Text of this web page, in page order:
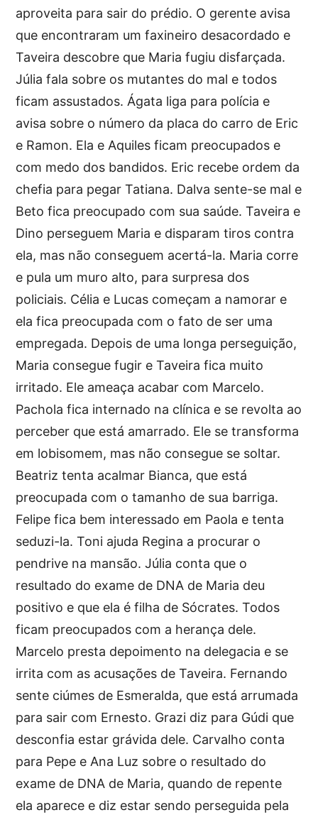
aproveita para sair do prédio. O gerente avisa
que encontraram um faxineiro desacordado e
Taveira descobre que Maria fugiu disfarçada.
Júlia fala sobre os mutantes do mal e todos
ficam assustados. Ágata liga para polícia e
avisa sobre o número da placa do carro de Eric
e Ramon. Ela e Aquiles ficam preocupados e
com medo dos bandidos. Eric recebe ordem da
chefia para pegar Tatiana. Dalva sente-se mal e
Beto fica preocupado com sua saúde. Taveira e
Dino perseguem Maria e disparam tiros contra
ela, mas não conseguem acertá-la. Maria corre
e pula um muro alto, para surpresa dos
policiais. Célia e Lucas começam a namorar e
ela fica preocupada com o fato de ser uma
empregada. Depois de uma longa perseguição,
Maria consegue fugir e Taveira fica muito
irritado. Ele ameaça acabar com Marcelo.
Pachola fica internado na clínica e se revolta ao
perceber que está amarrado. Ele se transforma
em lobisomem, mas não consegue se soltar.
Beatriz tenta acalmar Bianca, que está
preocupada com o tamanho de sua barriga.
Felipe fica bem interessado em Paola e tenta
seduzi-la. Toni ajuda Regina a procurar o
pendrive na mansão. Júlia conta que o
resultado do exame de DNA de Maria deu
positivo e que ela é filha de Sócrates. Todos
ficam preocupados com a herança dele.
Marcelo presta depoimento na delegacia e se
irrita com as acusações de Taveira. Fernando
sente ciúmes de Esmeralda, que está arrumada
para sair com Ernesto. Grazi diz para Gúdi que
desconfia estar grávida dele. Carvalho conta
para Pepe e Ana Luz sobre o resultado do
exame de DNA de Maria, quando de repente
ela aparece e diz estar sendo perseguida pela